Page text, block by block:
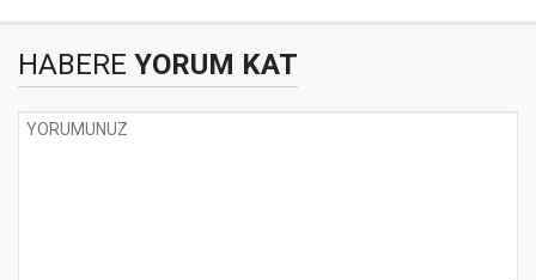
HABERE YORUM KAT